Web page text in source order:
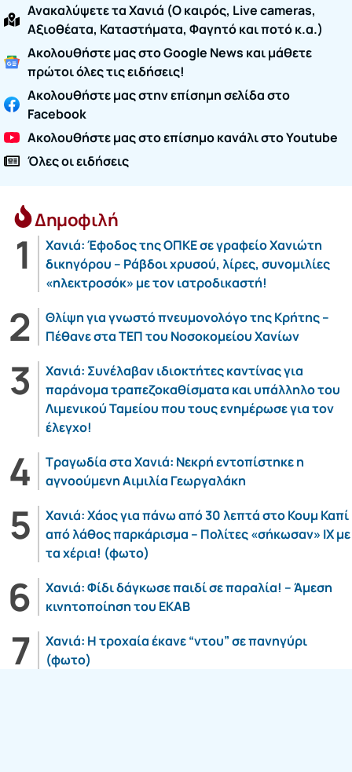
Ανακαλύψετε τα Χανιά (O καιρός, Live cameras,
Αξιοθέατα, Καταστήματα, Φαγητό και ποτό κ.α.)
Ακολουθήστε μας στο Google News και μάθετε
πρώτοι όλες τις ειδήσεις!
Ακολουθήστε μας στην επίσημη σελίδα στο
Facebook
Ακολουθήστε μας στο επίσημο κανάλι στο Youtube
Όλες οι ειδήσεις
Δημοφιλή
Χανιά: Έφοδος της ΟΠΚΕ σε γραφείο Χανιώτη
δικηγόρου – Ράβδοι χρυσού, λίρες, συνομιλίες
«ηλεκτροσόκ» με τον ιατροδικαστή!
Θλίψη για γνωστό πνευμονολόγο της Κρήτης –
Πέθανε στα ΤΕΠ του Νοσοκομείου Χανίων
Χανιά: Συνέλαβαν ιδιοκτήτες καντίνας για
παράνομα τραπεζοκαθίσματα και υπάλληλο του
Λιμενικού Ταμείου που τους ενημέρωσε για τον
έλεγχο!
Τραγωδία στα Χανιά: Νεκρή εντοπίστηκε η
αγνοούμενη Αιμιλία Γεωργαλάκη
Χανιά: Χάος για πάνω από 30 λεπτά στο Κουμ Καπί
από λάθος παρκάρισμα – Πολίτες «σήκωσαν» ΙΧ με
τα χέρια! (φωτο)
Χανιά: Φίδι δάγκωσε παιδί σε παραλία! – Άμεση
κινητοποίηση του ΕΚΑΒ
Χανιά: Η τροχαία έκανε “ντου” σε πανηγύρι
(φωτο)